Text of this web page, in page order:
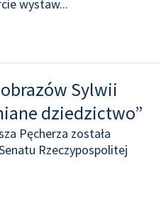
wystaw...
Sylwii
dziedzictwo”
Pęcherza została
Rzeczypospolitej